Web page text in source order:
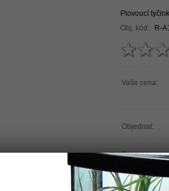
Plovoucí
Obj. kód:
R-
Vaše cena:
Objednat:
Dostupnost:
Značka: